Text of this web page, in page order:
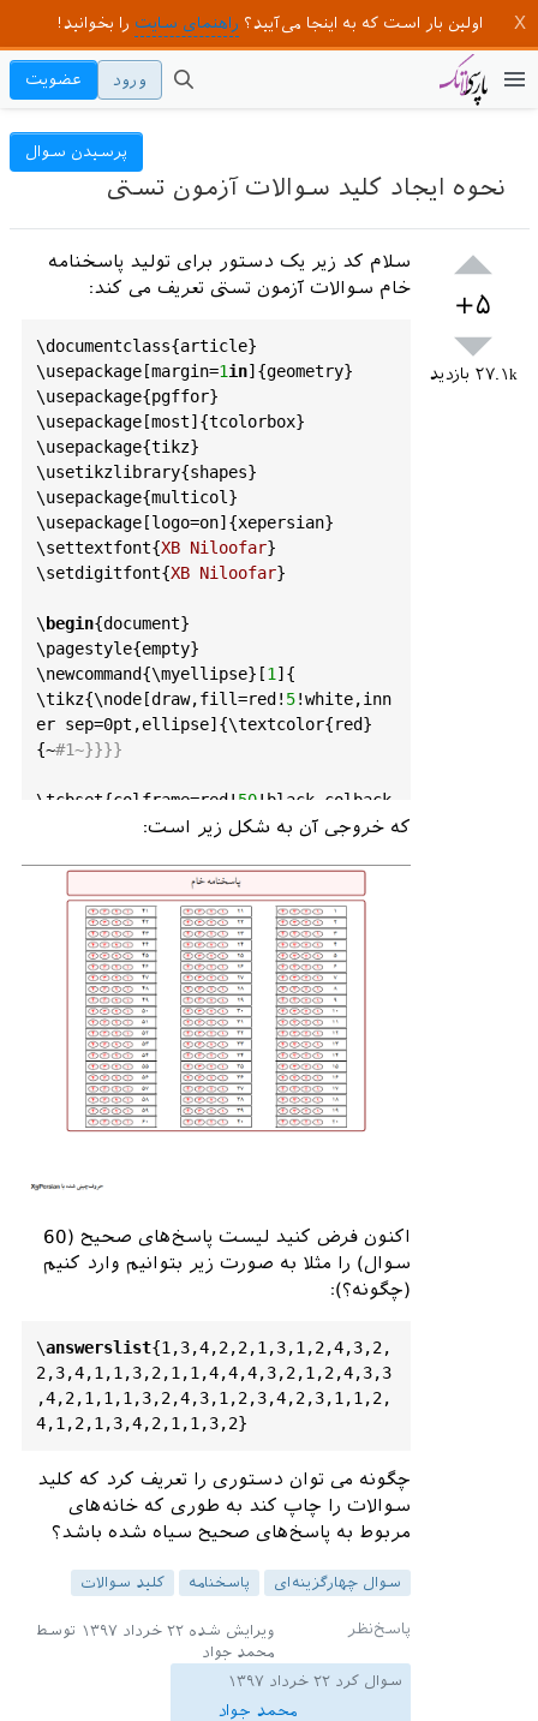
اولین بار است که به اینجا می‌آیید؟ راهنمای سایت را بخوانید!
ورود عضویت
نحوه ایجاد کلید سوالات آزمون تستی
پرسیدن سوال
+۵
۲۷.۱k بازدید
سلام کد زیر یک دستور برای تولید پاسخنامه
خام سوالات آزمون تستی تعریف می کند:
\documentclass{article}
\usepackage[margin=1in]{geometry}
\usepackage{pgffor}
\usepackage[most]{tcolorbox}
\usepackage{tikz}
\usetikzlibrary{shapes}
\usepackage{multicol }
\usepackage[logo=on]{xepersian}
\settextfont{XB Niloofar}
\setdigitfont{XB Niloofar}
\ begin{document}
\pagestyle{empty}
\newcommand{\myellipse}[1 ]{
\tikz{\node[draw,fill=red! 5!white,inn
er sep=0pt ,ellipse]{\textcolor{red}
{~#1~}}}}
\tcbset{colframe=red! 50! black, colback
width=\textwidth,colback=red!5!white
halign=center]
	\
LARGE
	\
end{ tcolorbox}
newcommand{\ makesheet}[ 1]{
	\
begin tcolorbox
}
width=\textwidth]
		\
begin{ multicols}{
			\
begin{center
         	\
noindent
{1,2 ,3 myellipse j}}}\\}
end{
}
       \
end{ multicols}
\makesheet{60}
\end{document }
که خروجی آن به شکل زیر است:
اکنون فرض کنید لیست پاسخ‌های صحیح (60
سوال) را مثلا به صورت زیر بتوانیم وارد کنیم
(چگونه؟):
\answerslist{1,3,4,2,2,1,3,1,2,4,3,2,
2,3,4,1,1,3,2,1,1,4,4,4,3,2,1,2,4,3,3
,4,2,1,1,1,3,2,4,3,1,2,3,4,2,3,1,1,2,
4,1,2,1,3,4,2,1,1,3,2}
چگونه می توان دستوری را تعریف کرد که کلید
سوالات را چاپ کند به طوری که خانه‌های
مربوط به پاسخ‌های صحیح سیاه شده باشد؟
سوال چهارگزینه‌ای پاسخنامه کلید سوالات
ویرایش شده ۲۲ خرداد ۱۳۹۷
توسط
محمد جواد
سوال کرد ۲۲ خرداد ۱۳۹۷
محمد جواد